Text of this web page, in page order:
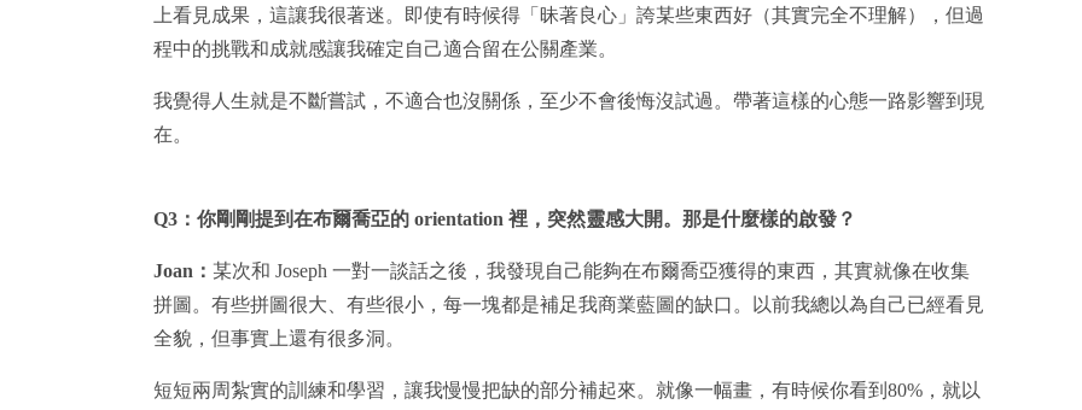
上看見成果，這讓我很著迷。即使有時候得「昧著良心」誇某些東西好（其實完全不理解），但過
程中的挑戰和成就感讓我確定自己適合留在公關產業。
我覺得人生就是不斷嘗試，不適合也沒關係，至少不會後悔沒試過。帶著這樣的心態一路影響到現
在。
Q3 ：你剛剛提到在布爾喬亞的 orientation 裡，突然靈感大開。那是什麼樣的啟發？
Joan ： 某次和 Joseph 一對一談話之後，我發現自己能夠在布爾喬亞獲得的東西，其實就像在收集
拼圖。有些拼圖很大、有些很小，每一塊都是補足我商業藍圖的缺口。以前我總以為自己已經看見
全貌，但事實上還有很多洞。
短短兩周紮實的訓練和學習，讓我慢慢把缺的部分補起來。就像一幅畫，有時候你看到80%，就以